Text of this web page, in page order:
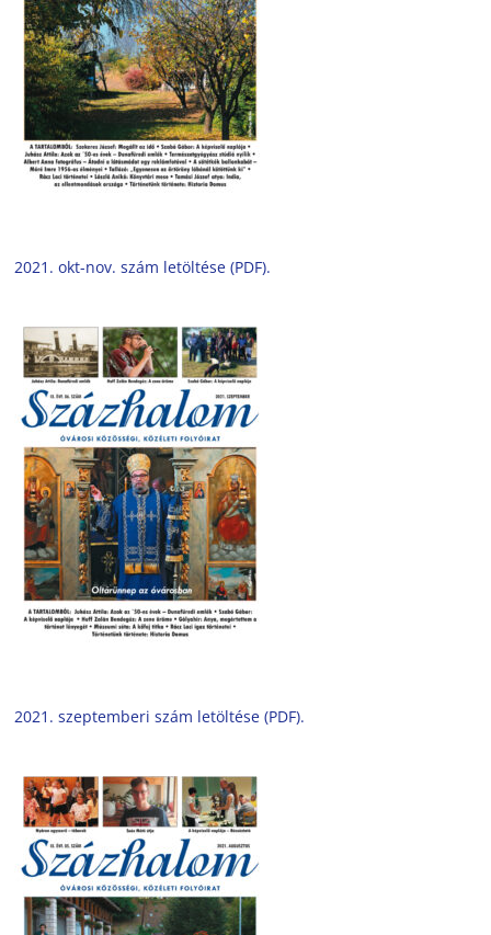
2021. okt-nov. szám letöltése (PDF).
2021. szeptemberi szám letöltése (PDF).